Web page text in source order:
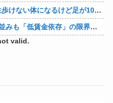
ど足が10cm伸びます」←コスパ良すぎるだろ
塊世代の完全引退で、企業が迫られる“最後の選択”
valid.